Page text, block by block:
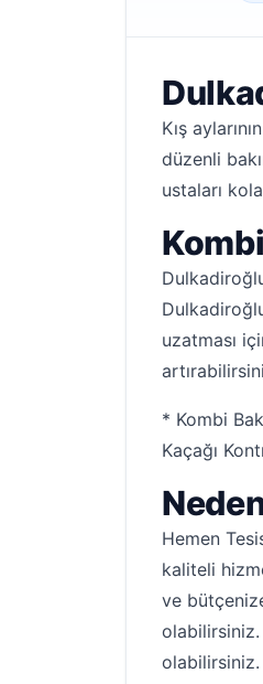
Kış
düzenli
ustaları
uzatması
* Kombi
Kaçağı
Hemen
kaliteli
ve
olabilirsiniz.
olabilirsiniz.